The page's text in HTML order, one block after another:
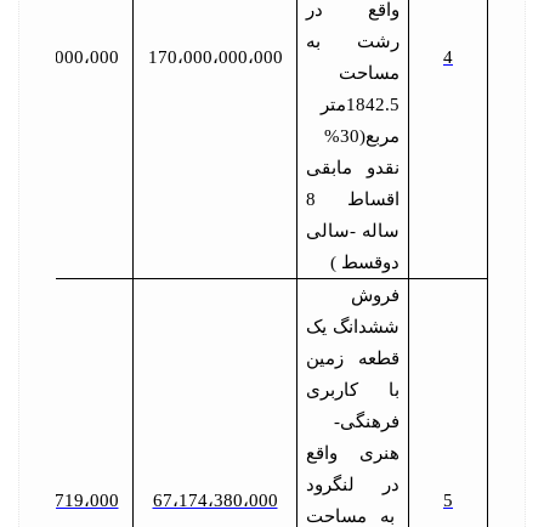
4
واقع در
رشت به
مساحت
1842.5متر
مربع(30%
نقدو مابقی
اقساط 8
ساله -سالی
دوقسط )
170،000،000،000 8،500،000،000
5
فروش
ششدانگ یک
قطعه زمین
با کاربری
فرهنگی-
هنری واقع
در لنگرود
به مساحت
67،174،380،000 3،358،719،000